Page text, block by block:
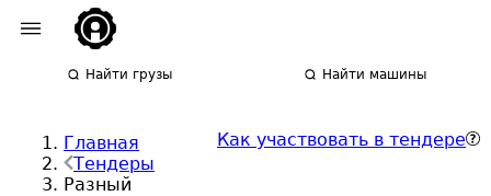
Найти грузы Найти машины
Главная
Тендеры
Разный
Как участвовать в тендере